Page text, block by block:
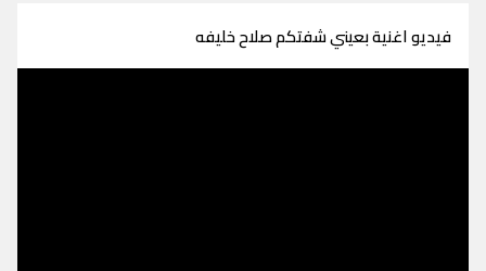
فيديو اغنية بعيني شفتكم صلاح خليفه